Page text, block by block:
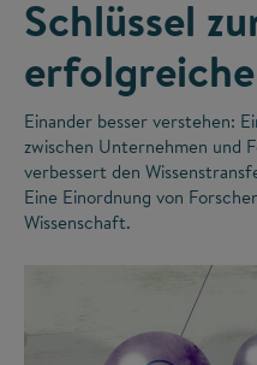
Schlüssel
Einander besser verstehen:
zwischen Unternehmen und
verbessert den
Eine Einordnung von
Wissenschaft.